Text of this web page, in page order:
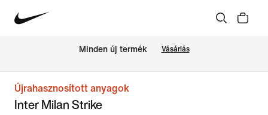
Minden új termék Vásárlás
Újrahasznosított anyagok
Inter Milan Strike